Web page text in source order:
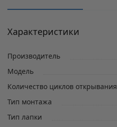
Характеристики
Производитель
Модель
Количество циклов открывания
Тип монтажа
Тип лапки